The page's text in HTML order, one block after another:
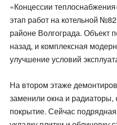
«Концессии
этап работ на котельной
районе Волгограда. Объект
назад, и комплексная
улучшение условий
На втором этаже
заменили окна и
покрытие. Сейчас